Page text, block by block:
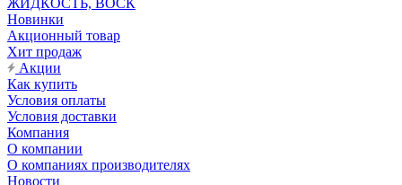
ЖИДКОСТЬ, ВОСК
Новинки
Акционный товар
Хит продаж
Акции
Как купить
Условия оплаты
Условия доставки
Компания
О компании
О компаниях производителях
Новости